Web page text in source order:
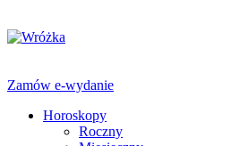
Zamów e-wydanie
Horoskopy
Roczny